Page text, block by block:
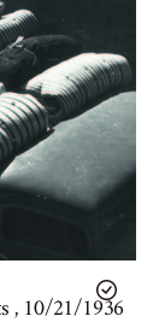
, 10/21/1936